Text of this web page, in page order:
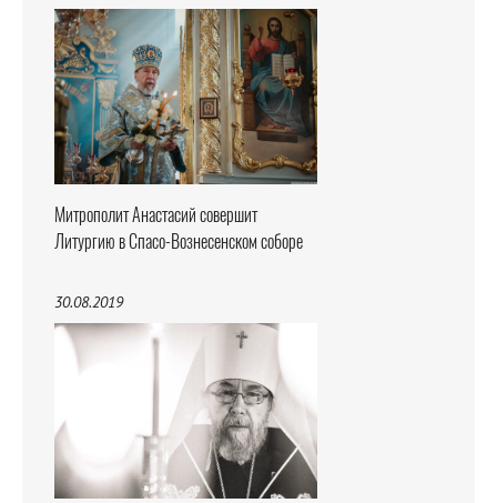
Митрополит Анастасий совершит
Литургию в Спасо-Вознесенском соборе
30.08.2019